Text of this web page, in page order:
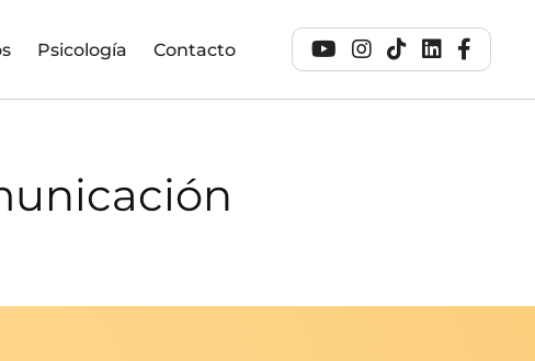
Psicología Contacto